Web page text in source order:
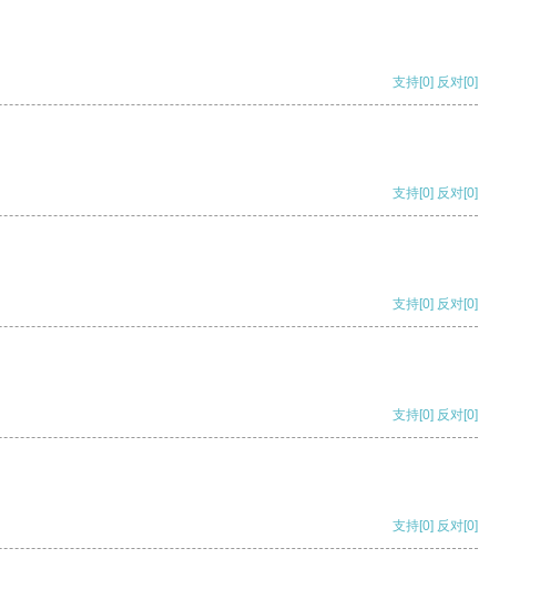
支持[0] 反对[0]
支持[0] 反对[0]
支持[0] 反对[0]
支持[0] 反对[0]
支持[0] 反对[0]